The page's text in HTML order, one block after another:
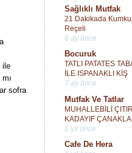
Sağlıklı Mutfak
21 Dakikada
Reçeli
6 ay önce
Bocuruk
TATLI PATATES
İLE ISPANAKLI KİŞ
7 ay önce
Mutfak Ve Tatlar
MUHALLEBİLİ ÇITIR
KADAYIF
1 yıl önce
Cafe De Hera
ile
sofra